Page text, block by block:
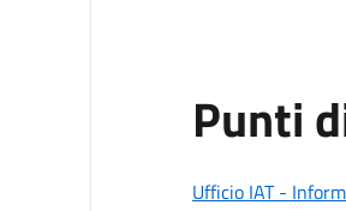
Punti
Ufficio IAT -